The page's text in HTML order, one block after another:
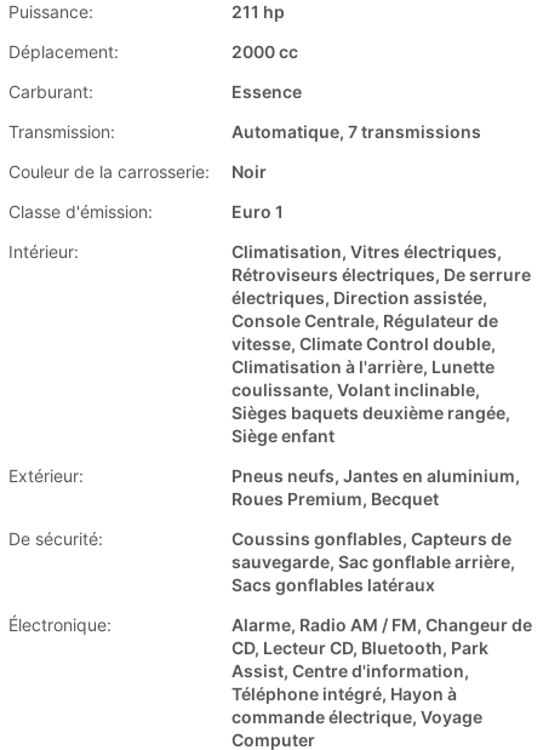
Puissance:
211 hp
Déplacement:
2000 cc
Carburant:
Essence
Transmission:
Automatique, 7 transmissions
Couleur de la carrosserie:
Noir
Classe d'émission:
Euro 1
Intérieur:
Climatisation, Vitres électriques,
Rétroviseurs électriques, De serrure
électriques, Direction assistée,
Console Centrale, Régulateur de
vitesse, Climate Control double,
Climatisation à l'arrière, Lunette
coulissante, Volant inclinable,
Sièges baquets deuxième rangée,
Siège enfant
Extérieur:
Pneus neufs, Jantes en aluminium,
Roues Premium, Becquet
De sécurité:
Coussins gonflables, Capteurs de
sauvegarde, Sac gonflable arrière,
Sacs gonflables latéraux
Électronique:
Alarme, Radio AM / FM, Changeur de
CD, Lecteur CD, Bluetooth, Park
Assist, Centre d'information,
Téléphone intégré, Hayon à
commande électrique, Voyage
Computer